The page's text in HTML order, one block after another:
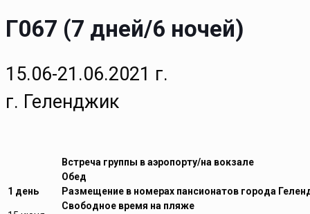
Г067 (7 дней/6 ночей)
15.06-21.06.2021 г.
г. Геленджик
1 день
Встреча группы в аэропорту/на вокзале
Обед
Размещение в номерах пансионатов города
Свободное время на пляже